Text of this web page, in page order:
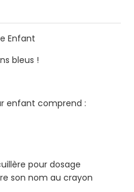
Enfant
bleus !
enfant comprend :
pour dosage
son nom au crayon